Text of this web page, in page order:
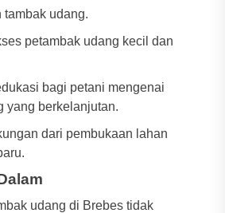
tambak udang.
petambak udang kecil dan
bagi petani mengenai
yang berkelanjutan.
dari pembukaan lahan
udang di Brebes tidak